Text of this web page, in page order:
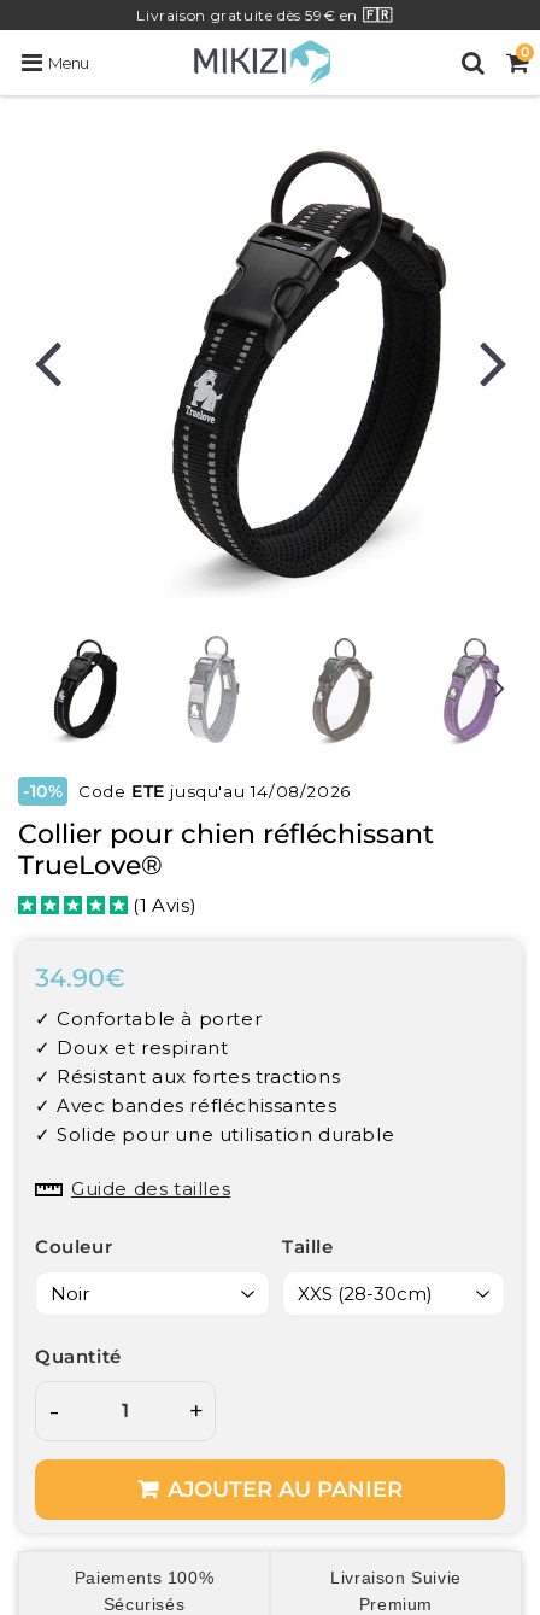
Livraison gratuite dès 59€ en 🇫🇷
Menu
0
-10% Code ETE jusqu'au 14/08/2026
Collier pour chien réfléchissant
TrueLove®
(1 Avis)
34.90€
Unit
price
✓ Confortable à porter
✓ Doux et respirant
✓ Résistant aux fortes tractions
✓ Avec bandes réfléchissantes
✓ Solide pour une utilisation durable
Guide des tailles
Couleur Taille
Quantité
- +
AJOUTER AU PANIER
Paiements 100%
Sécurisés
Livraison Suivie
Premium